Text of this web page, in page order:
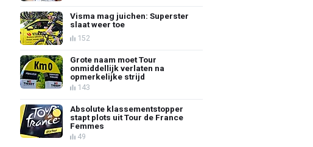
Visma mag juichen: Superster
slaat weer toe
152
Grote naam moet Tour
onmiddellijk verlaten na
opmerkelijke strijd
143
Absolute klassementstopper
stapt plots uit Tour de France
Femmes
49